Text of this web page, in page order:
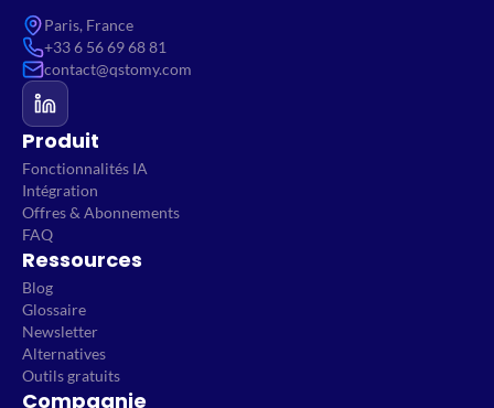
Paris, France
+33 6 56 69 68 81
contact@qstomy.com
Produit
Fonctionnalités IA
Intégration
Offres & Abonnements
FAQ
Ressources
Blog
Glossaire
Newsletter
Alternatives
Outils gratuits
Compagnie